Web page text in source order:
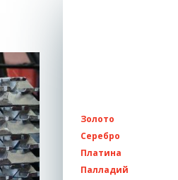
Золото
Серебро
Платина
Палладий